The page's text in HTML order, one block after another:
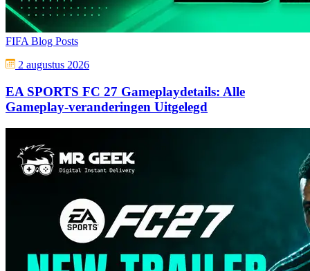
FIFA Blog Posts
2 augustus 2026
EA SPORTS FC 27 Gameplaydetails: Alle
Gameplay-veranderingen Uitgelegd